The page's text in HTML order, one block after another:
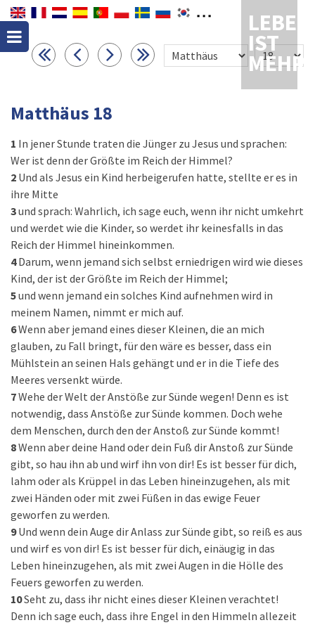
LEBEN
IST
MEHR
Matthäus 18
1 In jener Stunde traten die Jünger zu Jesus und sprachen:
Wer ist denn der Größte im Reich der Himmel?
2 Und als Jesus ein Kind herbeigerufen hatte, stellte er es in
ihre Mitte
3und sprach: Wahrlich, ich sage euch, wenn ihr nicht umkehrt
und werdet wie die Kinder, so werdet ihr keinesfalls in das
Reich der Himmel hineinkommen.
4 Darum, wenn jemand sich selbst erniedrigen wird wie dieses
Kind, der ist der Größte im Reich der Himmel;
5und wenn jemand ein solches Kind aufnehmen wird in
meinem Namen, nimmt er mich auf.
6Wenn aber jemand eines dieser Kleinen, die an mich
glauben, zu Fall bringt, für den wäre es besser, dass ein
Mühlstein an seinen Hals gehängt und er in die Tiefe des
Meeres versenkt würde.
7Wehe der Welt der Anstöße zur Sünde wegen! Denn es ist
notwendig, dass Anstöße zur Sünde kommen. Doch wehe
dem Menschen, durch den der Anstoß zur Sünde kommt!
8Wenn aber deine Hand oder dein Fuß dir Anstoß zur Sünde
gibt, so hau ihn ab und wirf ihn von dir! Es ist besser für dich,
lahm oder als Krüppel in das Leben hineinzugehen, als mit
zwei Händen oder mit zwei Füßen in das ewige Feuer
geworfen zu werden.
9 Und wenn dein Auge dir Anlass zur Sünde gibt, so reiß es aus
und wirf es von dir! Es ist besser für dich, einäugig in das
Leben hineinzugehen, als mit zwei Augen in die Hölle des
Feuers geworfen zu werden.
10Seht zu, dass ihr nicht eines dieser Kleinen verachtet!
Denn ich sage euch, dass ihre Engel in den Himmeln allezeit